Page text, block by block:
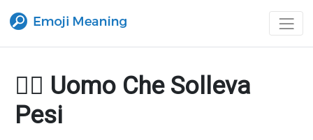
🏋️‍♂️ Uomo Che Solleva
Pesi